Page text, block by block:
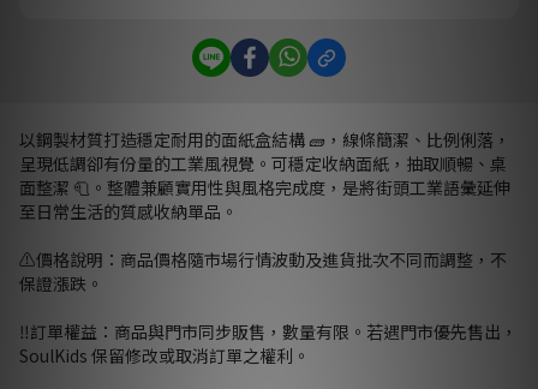
以鋼製材質打造穩定耐用的面紙盒結構 🧱，線條簡潔、比例俐落，
呈現低調卻有份量的工業風視覺。可穩定收納面紙，抽取順暢、桌
面整潔 🧻。整體兼顧實用性與風格完成度，是將街頭工業語彙延伸
至日常生活的質感收納單品。
⚠️價格說明：商品價格隨市場行情波動及進貨批次不同而調整，不
保證漲跌。
‼️訂單權益：商品與門市同步販售，數量有限。若遇門市優先售出，
SoulKids 保留修改或取消訂單之權利。